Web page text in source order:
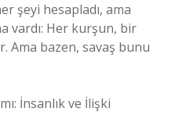
şeyi hesapladı, ama
vardı: Her kurşun, bir
Ama bazen, savaş bunu
İnsanlık ve İlişki